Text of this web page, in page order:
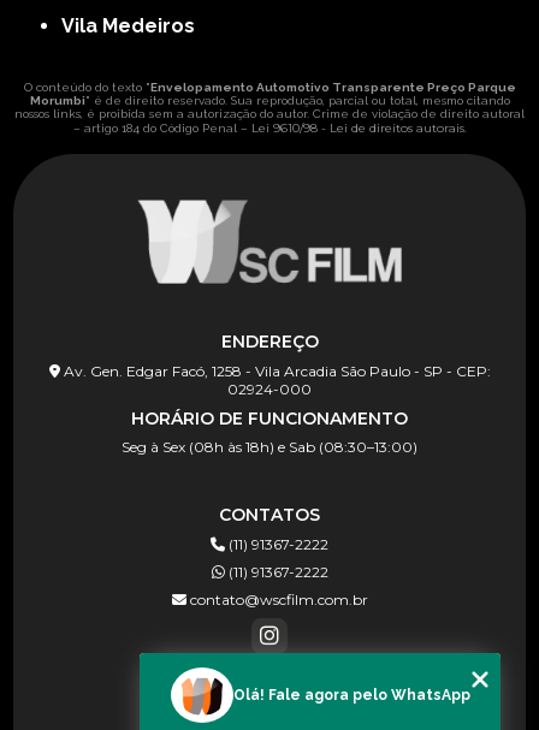
Vila Medeiros
O conteúdo do texto "Envelopamento Automotivo Transparente Preço Parque
Morumbi" é de direito reservado. Sua reprodução, parcial ou total, mesmo citando
nossos links, é proibida sem a autorização do autor. Crime de violação de direito autoral
– artigo 184 do Código Penal – Lei 9610/98 - Lei de direitos autorais.
ENDEREÇO
Av. Gen. Edgar Facó, 1258 - Vila Arcadia São Paulo - SP - CEP:
02924-000
HORÁRIO DE FUNCIONAMENTO
Seg à Sex (08h às 18h) e Sab (08:30–13:00)
CONTATOS
(11) 91367-2222
(11) 91367-2222
contato@wscfilm.com.br
MENU
Olá! Fale agora pelo WhatsApp